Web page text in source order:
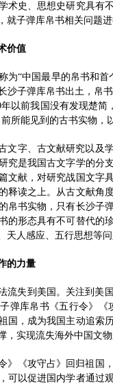
术史、思想史研究具有
就子弹库帛书相关问题进
价值
为“中国最早的帛书和
沙子弹库帛书出土，帛
以前我国没有发现楚
所能见到的古书实物，
文字、古文献研究以及
究是我国古文字学的分
文献，对研究战国文字
释读之上。从古文献角
帛书实物，只有长沙子
的形态具有不可替代的
天人感应、五行思想等问
的力量
流失到美国。关注到美
弹库帛书《五行令》
国，成为我国主动追
，实现流失海外中国文
》《攻守占》回归祖国
可以促进国内学者通过